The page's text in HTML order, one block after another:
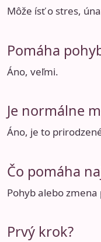
Môže ísť o stres,
Pomáha
Áno, veľmi.
Je normálne
Áno, je to
Čo pomáha
Pohyb alebo
Prvý krok?